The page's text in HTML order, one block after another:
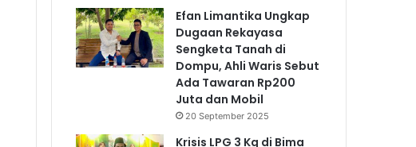
Efan Limantika Ungkap
Dugaan Rekayasa
Sengketa Tanah di
Dompu, Ahli Waris Sebut
Ada Tawaran Rp200
Juta dan Mobil
20 September 2025
Krisis LPG 3 Kg di Bima